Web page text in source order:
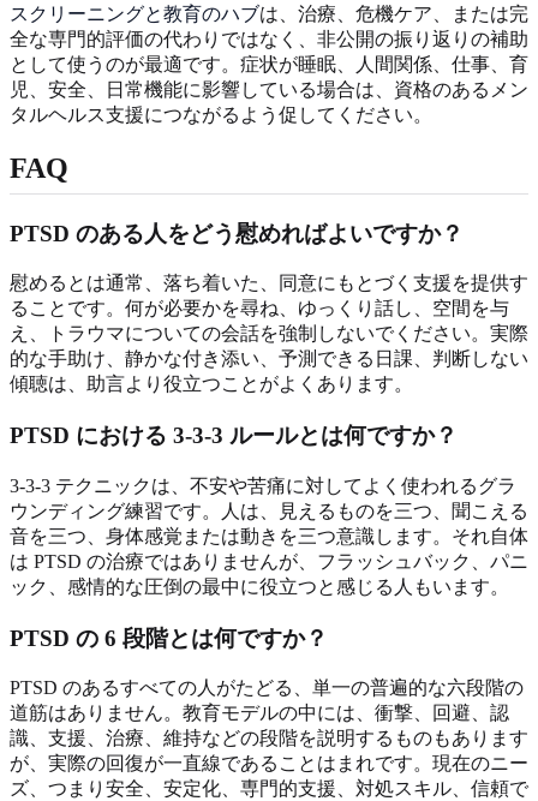
スクリーニングと教育のハブは、治療、危機ケア、または完
全な専門的評価の代わりではなく、非公開の振り返りの補助
として使うのが最適です。症状が睡眠、人間関係、仕事、育
児、安全、日常機能に影響している場合は、資格のあるメン
タルヘルス支援につながるよう促してください。
FAQ
PTSD のある人をどう慰めればよいですか？
慰めるとは通常、落ち着いた、同意にもとづく支援を提供す
ることです。何が必要かを尋ね、ゆっくり話し、空間を与
え、トラウマについての会話を強制しないでください。実際
的な手助け、静かな付き添い、予測できる日課、判断しない
傾聴は、助言より役立つことがよくあります。
PTSD における 3-3-3 ルールとは何ですか？
3-3-3 テクニックは、不安や苦痛に対してよく使われるグラ
ウンディング練習です。人は、見えるものを三つ、聞こえる
音を三つ、身体感覚または動きを三つ意識します。それ自体
は PTSD の治療ではありませんが、フラッシュバック、パニ
ック、感情的な圧倒の最中に役立つと感じる人もいます。
PTSD の 6 段階とは何ですか？
PTSD のあるすべての人がたどる、単一の普遍的な六段階の
道筋はありません。教育モデルの中には、衝撃、回避、認
識、支援、治療、維持などの段階を説明するものもあります
が、実際の回復が一直線であることはまれです。現在のニー
ズ、つまり安全、安定化、専門的支援、対処スキル、信頼で